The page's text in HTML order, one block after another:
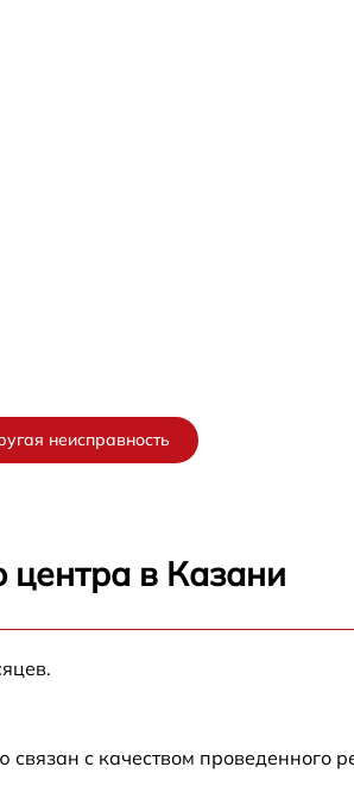
неисправность
центра в Казани
с качеством проведенного